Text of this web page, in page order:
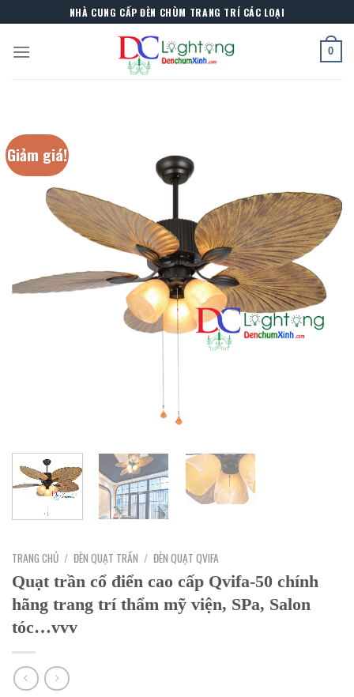
to
content
NHÀ CUNG CẤP ĐÈN CHÙM TRANG TRÍ CÁC LOẠI
0
Giảm giá!
TRANG CHỦ / ĐÈN QUẠT TRẦN / ĐÈN QUẠT QVIFA
Quạt trần cổ điển cao cấp Qvifa-50 chính
hãng trang trí thẩm mỹ viện, SPa, Salon
tóc…vvv